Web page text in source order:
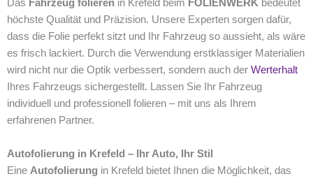
Das Fahrzeug folieren in Krefeld beim FOLIENWERK bedeutet
höchste Qualität und Präzision. Unsere Experten sorgen dafür,
dass die Folie perfekt sitzt und Ihr Fahrzeug so aussieht, als wäre
es frisch lackiert. Durch die Verwendung erstklassiger Materialien
wird nicht nur die Optik verbessert, sondern auch der Werterhalt
Ihres Fahrzeugs sichergestellt. Lassen Sie Ihr Fahrzeug
individuell und professionell folieren – mit uns als Ihrem
erfahrenen Partner.
Autofolierung in Krefeld – Ihr Auto, Ihr Stil
Eine Autofolierung in Krefeld bietet Ihnen die Möglichkeit, das